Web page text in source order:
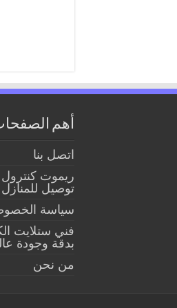
أهم
اتصل بنا
ريموت
توصيل للمنازل
سياسة
فني ستلايت
بدقة وجودة
من نحن